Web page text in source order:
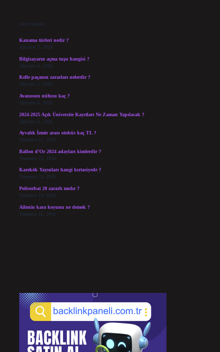
Son Yazılar
Kanama türleri nedir ?
Ağustos 7, 2026
Bilgisayarın açma tuşu hangisi ?
Ağustos 6, 2026
Kelle paçanın zararları nelerdir ?
Ağustos 5, 2026
Avanosun nüfusu kaç ?
Ağustos 4, 2026
2024-2025 Açık Üniversite Kayıtları Ne Zaman Yapılacak ?
Ağustos 3, 2026
Ayvalık İzmir arası otobüs kaç TL ?
Temmuz 27, 2026
Ballon d’Or 2024 adayları kimlerdir ?
Temmuz 25, 2026
Karekök Yayınları hangi kırtasiyede ?
Temmuz 24, 2026
Polisorbat 20 zararlı mıdır ?
Temmuz 18, 2026
Ailenin kara koyunu ne demek ?
Temmuz 16, 2026